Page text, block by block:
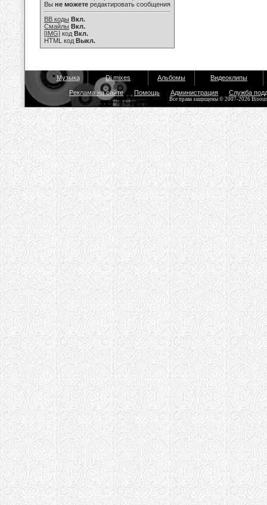
Вы не можете редактировать сообщения
BB коды Вкл.
Смайлы Вкл.
[IMG] код Вкл.
HTML код Выкл.
Музыка Dj mixes Альбомы Видеоклипы
Реклама на сайте Помощь Администрация Служба
Все права защищены © 2007-2026